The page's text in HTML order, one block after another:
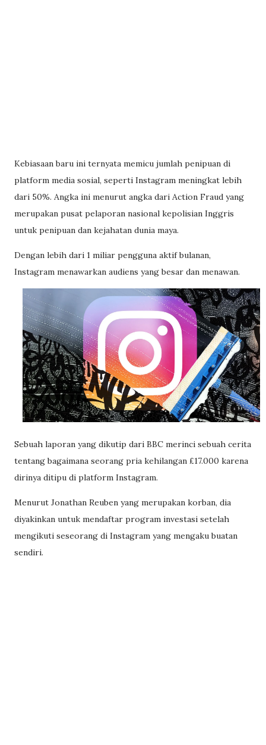
Kebiasaan baru ini ternyata memicu jumlah penipuan di
platform media sosial, seperti Instagram meningkat lebih
dari 50%. Angka ini menurut angka dari Action Fraud yang
merupakan pusat pelaporan nasional kepolisian Inggris
untuk penipuan dan kejahatan dunia maya.
Dengan lebih dari 1 miliar pengguna aktif bulanan,
Instagram menawarkan audiens yang besar dan menawan.
Sebuah laporan yang dikutip dari BBC merinci sebuah cerita
tentang bagaimana seorang pria kehilangan £17.000 karena
dirinya ditipu di platform Instagram.
Menurut Jonathan Reuben yang merupakan korban, dia
diyakinkan untuk mendaftar program investasi setelah
mengikuti seseorang di Instagram yang mengaku buatan
sendiri.